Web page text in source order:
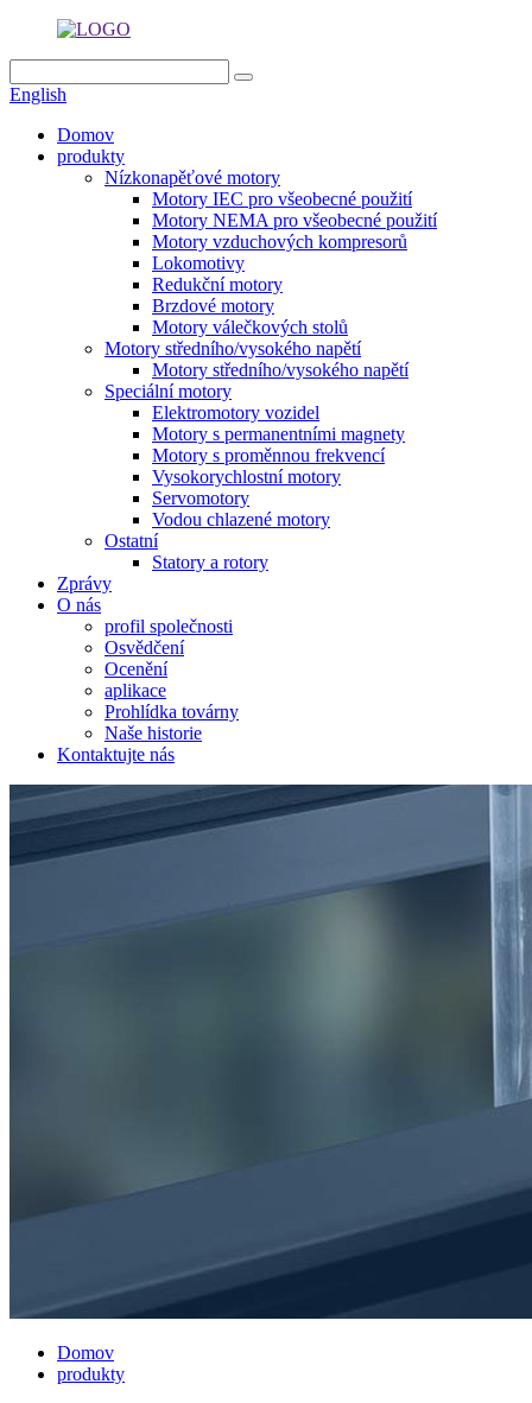
English
Domov
produkty
Nízkonapěťové motory
Motory IEC pro všeobecné použití
Motory NEMA pro všeobecné použití
Motory vzduchových kompresorů
Lokomotivy
Redukční motory
Brzdové motory
Motory válečkových stolů
Motory středního/vysokého napětí
Motory středního/vysokého napětí
Speciální motory
Elektromotory vozidel
Motory s permanentními magnety
Motory s proměnnou frekvencí
Vysokorychlostní motory
Servomotory
Vodou chlazené motory
Ostatní
Statory a rotory
Zprávy
O nás
profil společnosti
Osvědčení
Ocenění
aplikace
Prohlídka továrny
Naše historie
Kontaktujte nás
Domov
produkty